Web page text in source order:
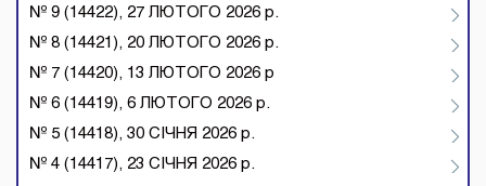
№ 9 (14422), 27 ЛЮТОГО 2026 р.
№ 8 (14421), 20 ЛЮТОГО 2026 р.
№ 7 (14420), 13 ЛЮТОГО 2026 р
№ 6 (14419), 6 ЛЮТОГО 2026 р.
№ 5 (14418), 30 СІЧНЯ 2026 р.
№ 4 (14417), 23 СІЧНЯ 2026 р.